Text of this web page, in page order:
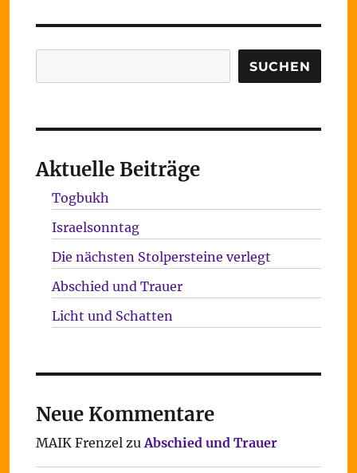
SUCHEN
Aktuelle Beiträge
Togbukh
Israelsonntag
Die nächsten Stolpersteine verlegt
Abschied und Trauer
Licht und Schatten
Neue Kommentare
MAIK FrenzelzuAbschied und Trauer